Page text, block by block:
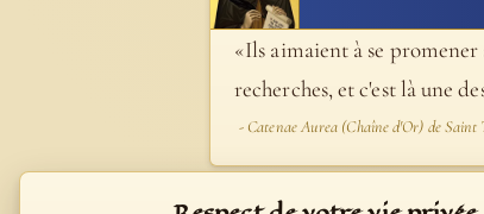
«Ils aimaient à se
recherches, et c'est là une
- Catenae Aurea (Chaîne d'Or) de Saint